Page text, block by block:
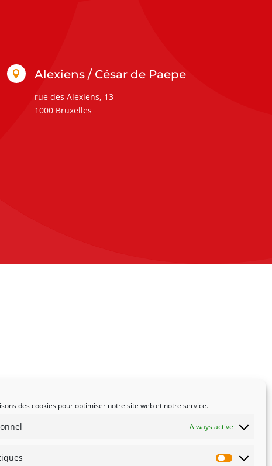
des cookies pour optimiser notre site web et notre service.
Always active
 Alexiens / César de Paepe
rue des Alexiens, 13
1000 Bruxelles